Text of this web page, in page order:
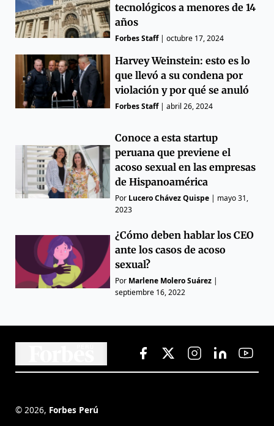
tecnológicos a menores de 14
años
Forbes Staff|octubre 17, 2024
Harvey Weinstein: esto es lo
que llevó a su condena por
violación y por qué se anuló
Forbes Staff|abril 26, 2024
Conoce a esta startup
peruana que previene el
acoso sexual en las empresas
de Hispanoamérica
Por Lucero Chávez Quispe | mayo 31,
2023
¿Cómo deben hablar los CEO
ante los casos de acoso
sexual?
Por Marlene Molero Suárez |
septiembre 16, 2022
© 2026, Forbes Perú